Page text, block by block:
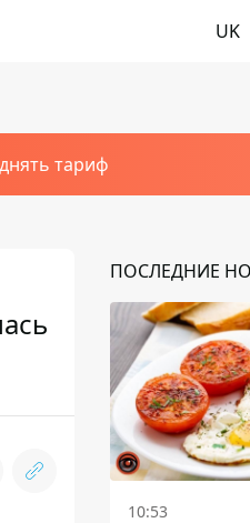
UK
тариф
ПОСЛЕДНИЕ
10:53